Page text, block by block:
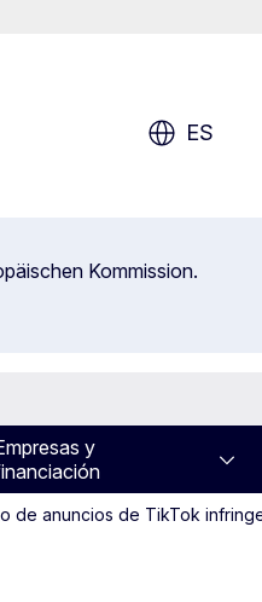
ES
Kommission.
y
de anuncios de TikTok